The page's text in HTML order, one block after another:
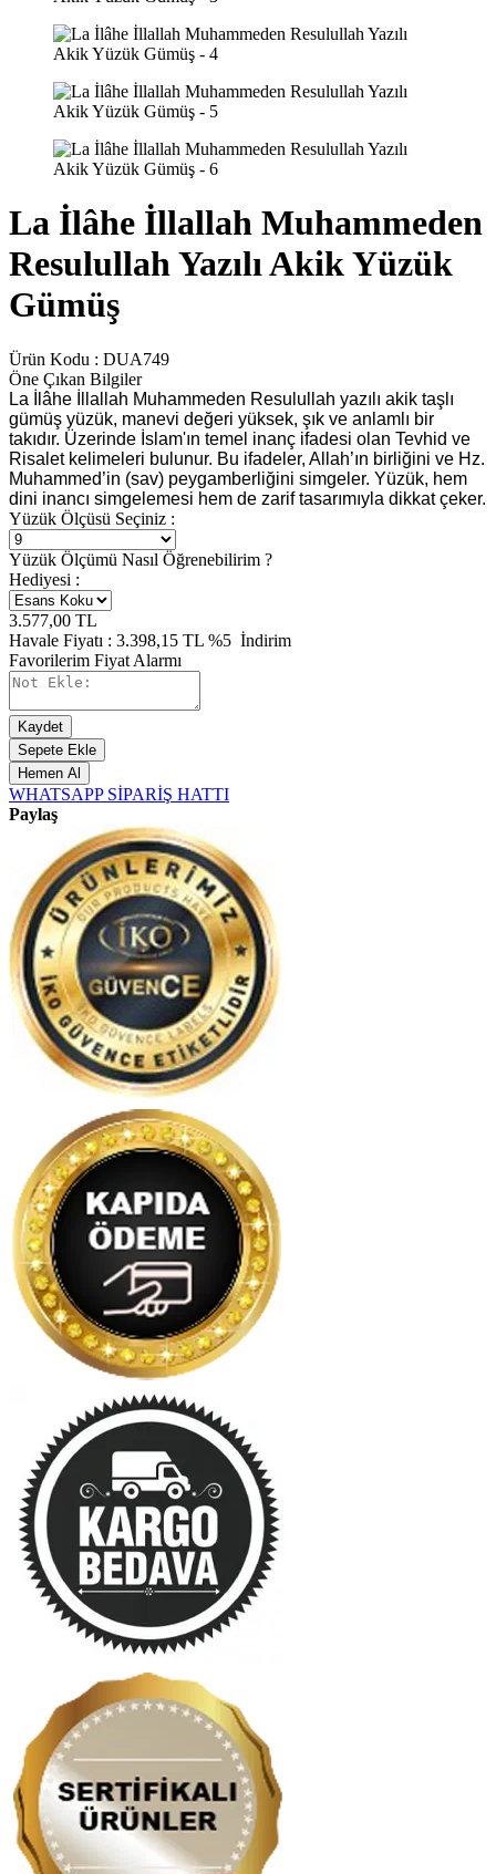
La İlâhe İllallah Muhammeden
Resulullah Yazılı Akik Yüzük
Gümüş
Ürün Kodu : DUA749
Öne Çıkan Bilgiler
La İlâhe İllallah Muhammeden Resulullah yazılı akik taşlı
gümüş yüzük, manevi değeri yüksek, şık ve anlamlı bir
takıdır. Üzerinde İslam'ın temel inanç ifadesi olan Tevhid ve
Risalet kelimeleri bulunur. Bu ifadeler, Allah’ın birliğini ve Hz.
Muhammed’in (sav) peygamberliğini simgeler. Yüzük, hem
dini inancı simgelemesi hem de zarif tasarımıyla dikkat çeker.
Yüzük Ölçüsü Seçiniz :
Yüzük Ölçümü Nasıl Öğrenebilirim ?
Hediyesi :
3.577,00 TL
Havale Fiyatı : 3.398,15 TL %5 İndirim
Favorilerim Fiyat Alarmı
Kaydet
Sepete Ekle
Hemen Al
WHATSAPP SİPARİŞ HATTI
Paylaş